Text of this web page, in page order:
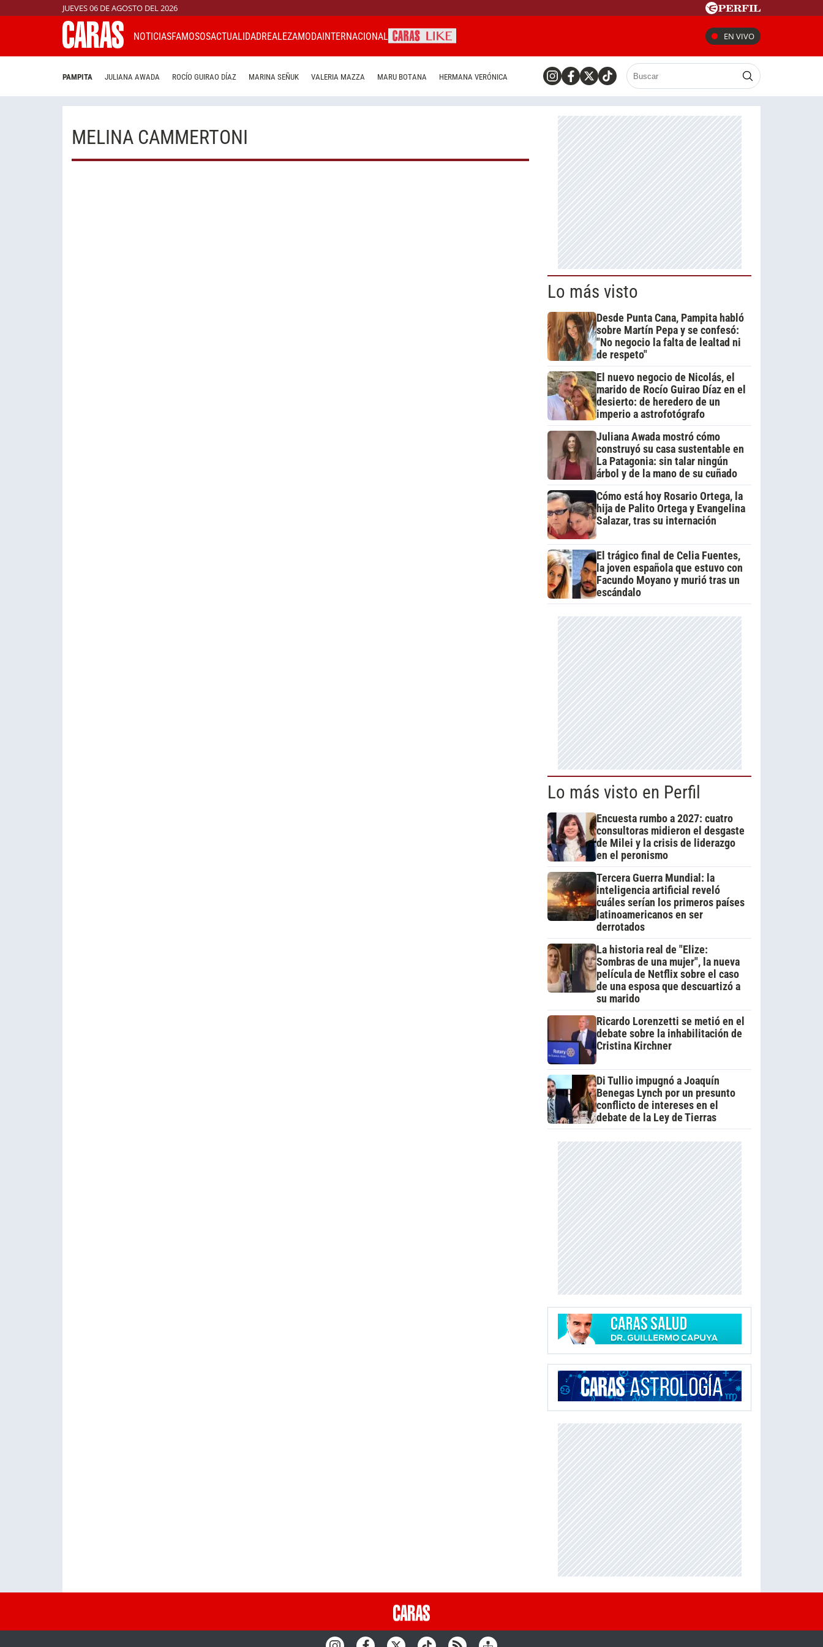
JUEVES 06 DE AGOSTO DEL 2026
NOTICIASFAMOSOSACTUALIDADREALEZAMODAINTERNACIONAL EN VIVO
PAMPITA JULIANA AWADA ROCÍO GUIRAO DÍAZ MARINA SEÑUK VALERIA MAZZA MARU BOTANA HERMANA VERÓNICA
MELINA CAMMERTONI
Lo más visto
Desde Punta Cana, Pampita habló
sobre Martín Pepa y se confesó:
"No negocio la falta de lealtad ni
de respeto"
El nuevo negocio de Nicolás, el
marido de Rocío Guirao Díaz en el
desierto: de heredero de un
imperio a astrofotógrafo
Juliana Awada mostró cómo
construyó su casa sustentable en
La Patagonia: sin talar ningún
árbol y de la mano de su cuñado
Cómo está hoy Rosario Ortega, la
hija de Palito Ortega y Evangelina
Salazar, tras su internación
El trágico final de Celia Fuentes,
la joven española que estuvo con
Facundo Moyano y murió tras un
escándalo
Lo más visto en Perfil
Encuesta rumbo a 2027: cuatro
consultoras midieron el desgaste
de Milei y la crisis de liderazgo
en el peronismo
Tercera Guerra Mundial: la
inteligencia artificial reveló
cuáles serían los primeros países
latinoamericanos en ser
derrotados
La historia real de "Elize:
Sombras de una mujer", la nueva
película de Netflix sobre el caso
de una esposa que descuartizó a
su marido
Ricardo Lorenzetti se metió en el
debate sobre la inhabilitación de
Cristina Kirchner
Di Tullio impugnó a Joaquín
Benegas Lynch por un presunto
conflicto de intereses en el
debate de la Ley de Tierras